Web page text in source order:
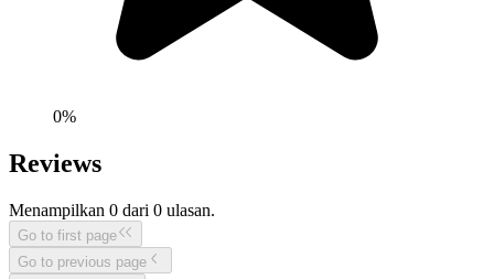
0%
Reviews
Menampilkan 0 dari 0 ulasan.
Go to first page
Go to previous page